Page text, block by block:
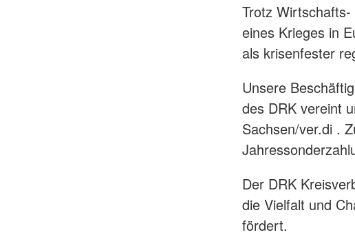
Trotz
eines Krieges in
als krisenfester
Unsere
des DRK vereint
Sachsen/ver.di .
Der DRK
die Vielfalt und
fördert.